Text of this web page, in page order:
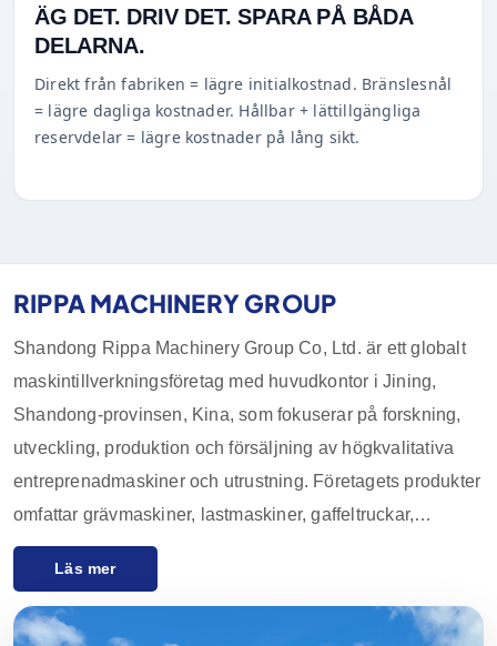
ÄG DET. DRIV DET. SPARA PÅ BÅDA
DELARNA.
Direkt från fabriken = lägre initialkostnad. Bränslesnål
= lägre dagliga kostnader. Hållbar + lättillgängliga
reservdelar = lägre kostnader på lång sikt.
RIPPA MACHINERY GROUP
Shandong Rippa Machinery Group Co, Ltd. är ett globalt
maskintillverkningsföretag med huvudkontor i Jining,
Shandong-provinsen, Kina, som fokuserar på forskning,
utveckling, produktion och försäljning av högkvalitativa
entreprenadmaskiner och utrustning. Företagets produkter
omfattar grävmaskiner, lastmaskiner, gaffeltruckar,
kompaktlastare och deras tillbehör, som används i stor
anläggningsindustrin, gruvindustrin och andra industrier.
Läs mer